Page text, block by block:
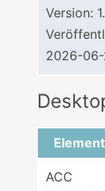
Version:
2026-
Element
ACC